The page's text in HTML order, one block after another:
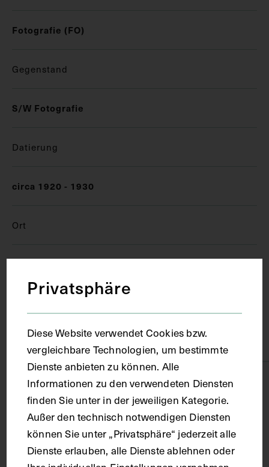
Fotografie (FO)
Gegenstand
S/W Fotografie
Datierung
circa 1920 - 1930
Ort
Technik
Fotografie
Maße
Privatsphäre
Diese Website verwendet Cookies bzw.
vergleichbare Technologien, um bestimmte
Dienste anbieten zu können. Alle
Informationen zu den verwendeten Diensten
finden Sie unter in der jeweiligen Kategorie.
Außer den technisch notwendigen Diensten
können Sie unter „Privatsphäre“ jederzeit alle
Dienste erlauben, alle Dienste ablehnen oder